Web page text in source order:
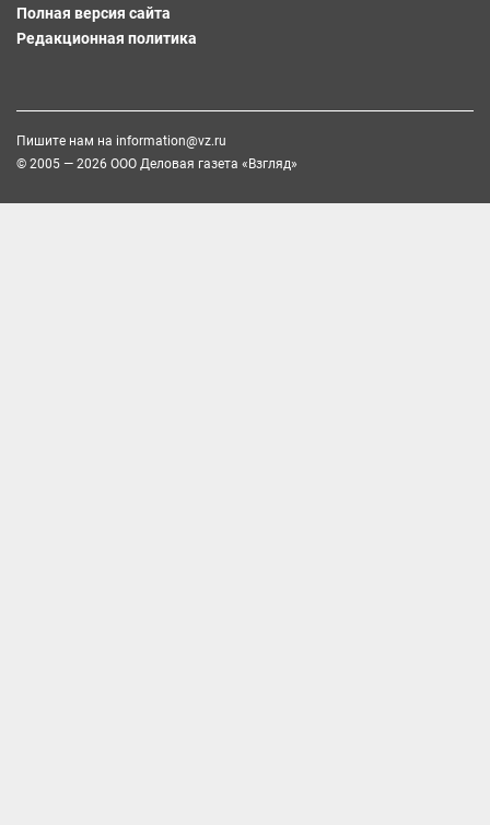
Полная версия сайта
Редакционная политика
Пишите нам на information@vz.ru
© 2005 — 2026 ООО Деловая газета «Взгляд»